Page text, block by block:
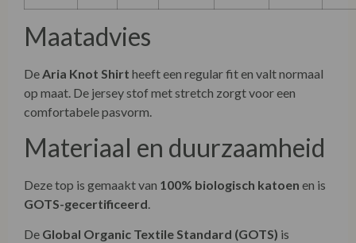
Maatadvies
De Aria Knot Shirt heeft een regular fit en valt normaal
op maat. De jersey stof met stretch zorgt voor een
comfortabele pasvorm.
Materiaal en duurzaamheid
Deze top is gemaakt van 100% biologisch katoen en is
GOTS-gecertificeerd.
De Global Organic Textile Standard (GOTS) is